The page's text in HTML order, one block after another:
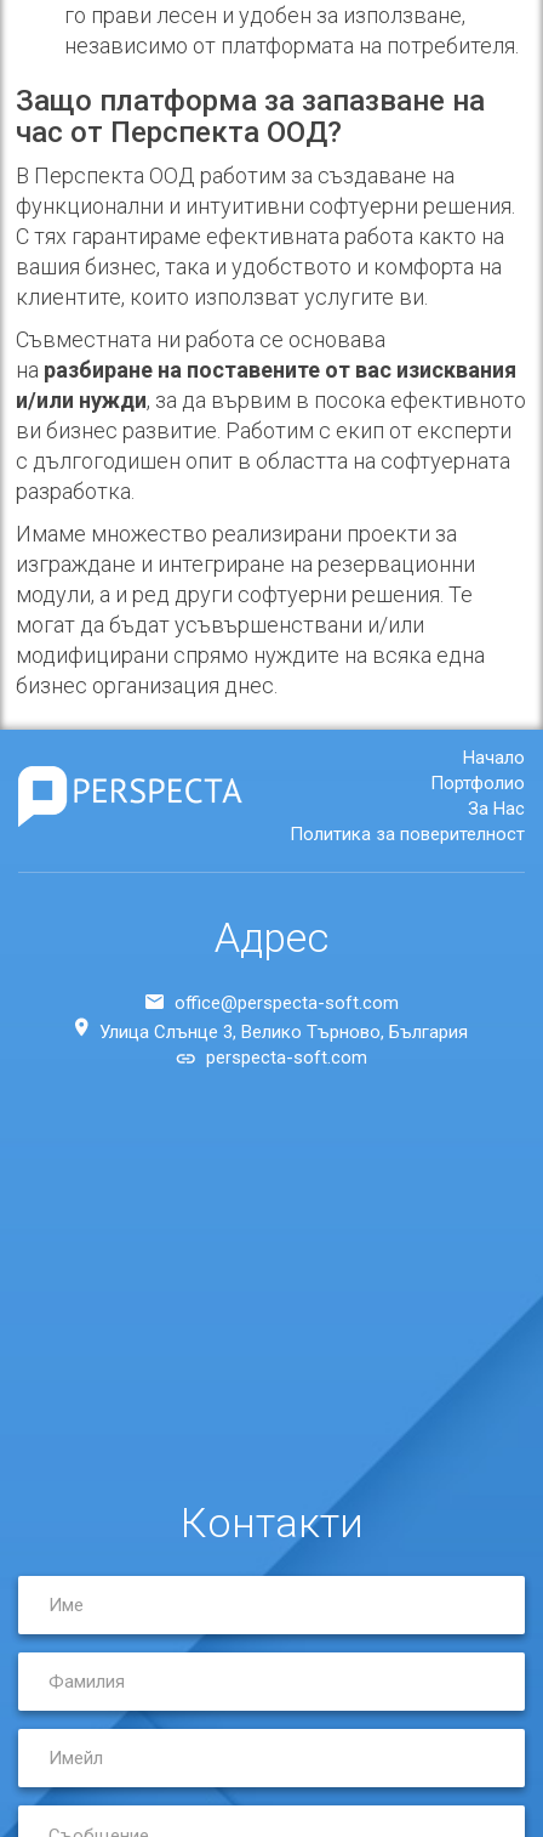
го прави лесен и удобен за използване,
независимо от платформата на потребителя.
Защо платформа за запазване на
час от Перспекта ООД?
В Перспекта ООД работим за създаване на
функционални и интуитивни софтуерни решения.
С тях гарантираме ефективната работа както на
вашия бизнес, така и удобството и комфорта на
клиентите, които използват услугите ви.
Съвместната ни работа се основава
на разбиране на поставените от вас изисквания
и/или нужди, за да вървим в посока ефективното
ви бизнес развитие. Работим с екип от експерти
с дългогодишен опит в областта на софтуерната
разработка.
Имаме множество реализирани проекти за
изграждане и интегриране на резервационни
модули, а и ред други софтуерни решения. Те
могат да бъдат усъвършенствани и/или
модифицирани спрямо нуждите на всяка една
бизнес организация днес.
Начало
Портфолио
За Нас
Политика за поверителност
Адрес
office@perspecta-soft.com
Улица Слънце 3, Велико Търново, България
perspecta-soft.com
Контакти